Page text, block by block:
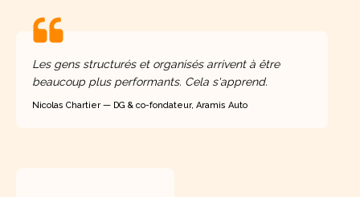
Les gens structurés et organisés arrivent à être
beaucoup plus performants. Cela s'apprend.
Nicolas Chartier — DG & co-fondateur, Aramis Auto